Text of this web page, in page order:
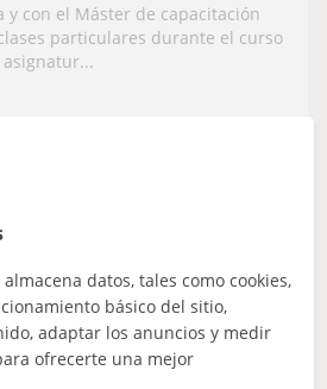
y con el Máster de capacitación
particulares durante el curso
asignatur...
/h 1ª clase gratis
datos, tales como cookies,
básico del sitio,
adaptar los anuncios y medir
ofrecerte una mejor